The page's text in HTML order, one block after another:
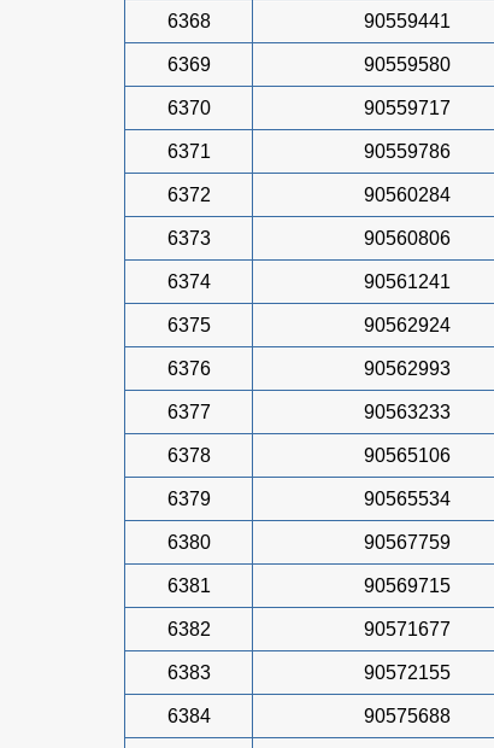
6368 90559441
6369 90559580
6370 90559717
6371 90559786
6372 90560284
6373 90560806
6374 90561241
6375 90562924
6376 90562993
6377 90563233
6378 90565106
6379 90565534
6380 90567759
6381 90569715
6382 90571677
6383 90572155
6384 90575688